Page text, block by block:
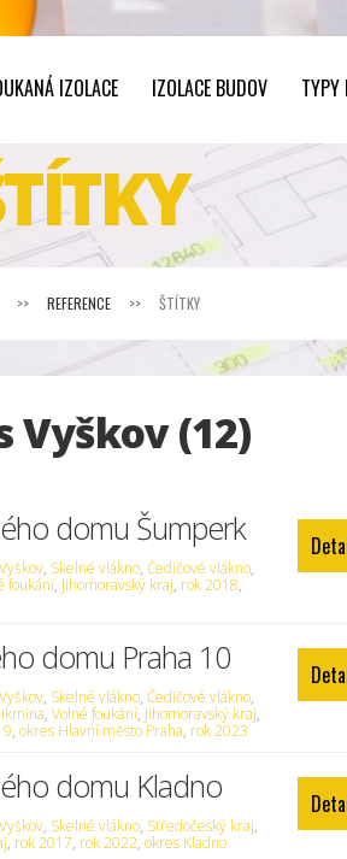
IZOLACE IZOLACE BUDOV TYPY
>> REFERENCE >> ŠTÍTKY
Vyškov (12)
domu Šumperk
, Skelné vlákno, Čedičové vlákno,
foukání, Jihomoravský kraj, rok 2018,
domu Praha 10
, Skelné vlákno, Čedičové vlákno,
, Volné foukání, Jihomoravský kraj,
, okres Hlavní město Praha, rok 2023
domu Kladno
, Skelné vlákno, Středočeský kraj,
, rok 2017, rok 2022, okres Kladno